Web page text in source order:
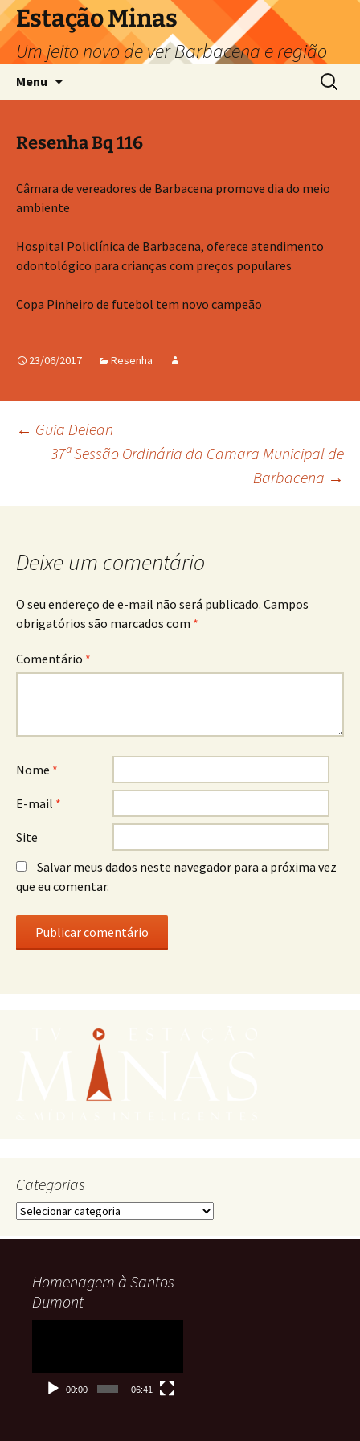
Pular
para
o
conteúdo
Estação Minas
Um jeito novo de ver Barbacena e região
Menu
por:
Resenha Bq 116
Câmara de vereadores de Barbacena promove dia do meio
ambiente
Hospital Policlínica de Barbacena, oferece atendimento
odontológico para crianças com preços populares
Copa Pinheiro de futebol tem novo campeão
23/06/2017 Resenha
Navegação
← Guia Delean
37ª Sessão Ordinária da Camara Municipal de
Barbacena →
Deixe um comentário
O seu endereço de e-mail não será publicado. Campos
obrigatórios são marcados com *
Comentário *
Nome *
E-mail *
Site
Salvar meus dados neste navegador para a próxima vez
que eu comentar.
Categorias
Categorias
Homenagem à Santos
Dumont
00:00 06:41